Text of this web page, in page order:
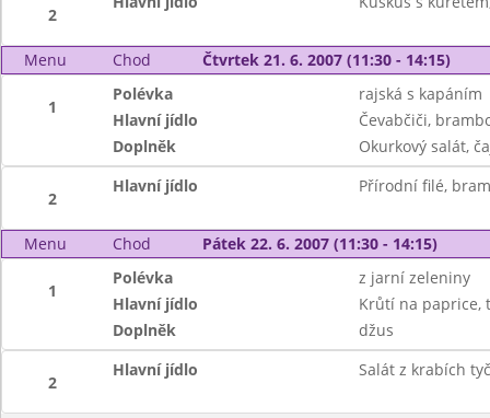
2
Menu Chod Čtvrtek 21. 6. 2007 (11:30 - 14:15)
1
Polévka
rajská s kapáním
Hlavní jídlo
Čevabčiči,
Doplněk
Okurkový salát,
2
Hlavní jídlo Přírodní filé,
Menu Chod Pátek 22. 6. 2007 (11:30 - 14:15)
1
Polévka
z jarní zeleniny
Hlavní jídlo
Krůtí na paprice,
Doplněk
džus
2
Hlavní jídlo Salát z krabích